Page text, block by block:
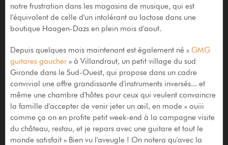
notre frustration dans les magasins de musique, qui est
l'équivalent de celle d'un intolérant au lactose dans une
boutique Haagen-Dazs en plein mois d'aout.
Depuis quelques mois maintenant est également né « GMG
guitares gaucher» à Villandraut, un petit village du sud
Gironde dans le Sud-Ouest, qui propose dans un cadre
convivial une offre grandissante d'instruments inversés... et
même une chambre d'hôtes pour ceux qui veulent convaincre
la famille d'accepter de venir jeter un œil, en mode « ouiii
comme ça on en profite petit week-end à la campagne visite
du château, restau, et je repars avec une guitare et tout le
monde satisfait » Bien vu l'aveugle ! On notera qu'avec la